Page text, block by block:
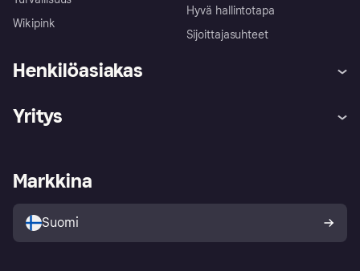
Wikipink
Hyvä hallintotapa
Sijoittajasuhteet
Henkilöasiakas
Kirjaudu sisään
Tutustu kauppoihin
Ostajan turva
Yritys
Kirjaudu sisään yrityksenä
Markkina
Suomi